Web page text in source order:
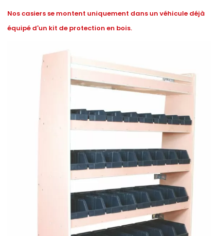
Nos casiers se montent uniquement dans un véhicule déjà
équipé d'un kit de protection en bois.